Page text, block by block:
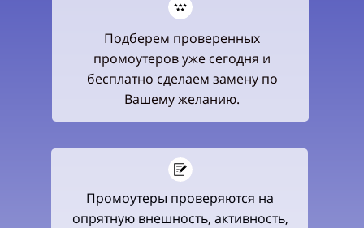
Промоутеры проверяются на
опрятную внешность, активность,
Подберем проверенных
промоутеров уже сегодня и
бесплатно сделаем замену по
Вашему желанию.